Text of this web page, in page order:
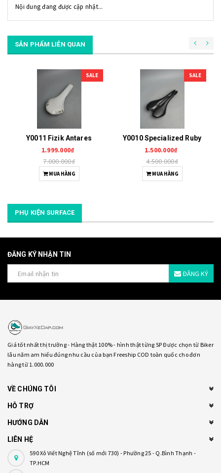
Nội dung đang được cập nhật...
SẢN PHẨM LIÊN QUAN
SALE
Y0011 Fizik Antares
1.999.000₫
7.000.000₫
MUA HÀNG
SALE
Y0010 Specialized Ruby
1.500.000₫
4.500.000₫
MUA HÀNG
PHỤ KIỆN SURFACE
ĐĂNG KÝ NHẬN TIN
ĐĂNG KÝ
Giá tốt nhất thị trường - Hàng thật 100% - hình thật từng SP Được chọn từ Biker
lâu năm am hiểu đúng nhu cầu của bạn Freeship COD toàn quốc cho đơn
hàng từ 1.000.000
VỀ CHÚNG TÔI
HỖ TRỢ
HƯỚNG DẪN
LIÊN HỆ
590 Xô Viết Nghệ Tĩnh (số mới 730) - Phường 25 - Q.Bình Thạnh -
TP.HCM